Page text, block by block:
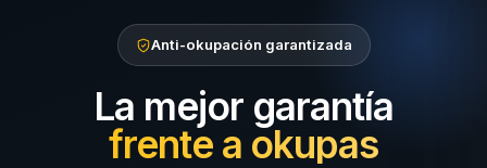
Anti-okupación garantizada
La mejor garantía
frente a okupas